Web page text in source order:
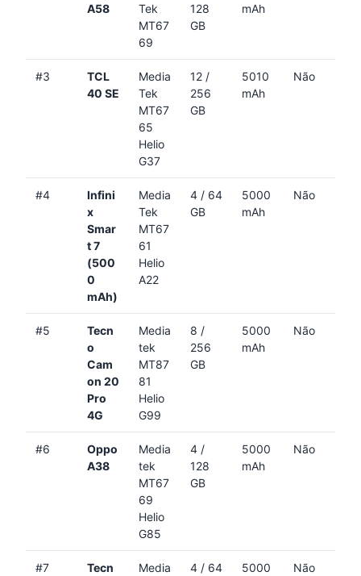
A58
Tek
MT67
69
128
GB
mAh
#3
TCL
40 SE
Media
Tek
MT67
65
Helio
G37
12 /
256
GB
5010
mAh
Não
#4
Infini
x
Smar
t 7
(500
0
mAh)
Media
Tek
MT67
61
Helio
A22
4 / 64
GB
5000
mAh
Não
#5
Tecn
o
Cam
on 20
Pro
4G
Media
tek
MT87
81
Helio
G99
8 /
256
GB
5000
mAh
Não
#6
Oppo
A38
Media
tek
MT67
69
Helio
G85
4 /
128
GB
5000
mAh
Não
#7
Tecn
Media
4 / 64
5000
Não